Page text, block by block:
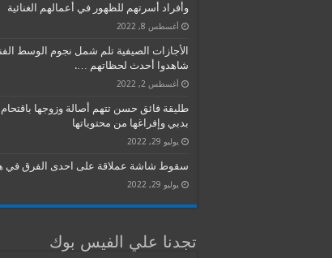
وأفراد أسرتهم للظهور في أعمالهم الغنائية
أغسطس 8, 2022
الأجازات الصيفية تلم شمل نجوم الوسط
شاهدوا أحدث لحظاتهم ….
أغسطس 2, 2022
طليقة فائق حسن تتهم أصالة وزوجها
بدبي وإفراغها من محتوياتها
يوليو 29, 2022
سقوط شاشة عملاقة على احدى الفرق في
يوليو 29, 2022
تجدنا علي الفيس بوك